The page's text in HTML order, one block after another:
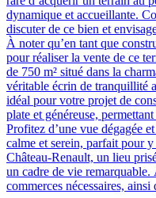
dynamique et accueillante.
discuter de ce bien et
À noter qu’en tant que
pour réaliser la vente de ce
de 750 m² situé dans la
véritable écrin de tranquillité
idéal pour votre projet de
plate et généreuse,
Profitez d’une vue dégagée
calme et serein, parfait pour
Château-Renault, un lieu
un cadre de vie
commerces nécessaires, ainsi